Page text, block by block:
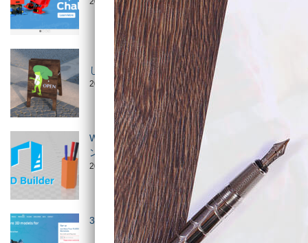
【Fusion 360】「デカール」を使って簡単にお
しゃれな看板…
2019/12/5 3Dソフトウェア,Fusion 360
Windows10用ソフト「3D Builder」で3Dモデリ
ン…
2020/1/23 3Dソフトウェア
3Dプリント用STLデータの修復ができる
「MakePrintab…